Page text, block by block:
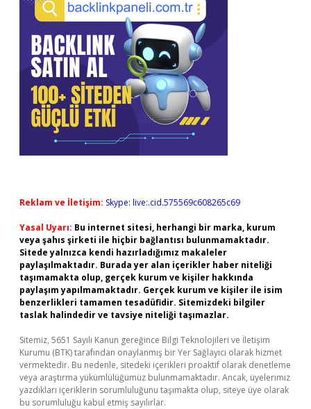
Reklam ve İletişim: Skype: live:.cid.575569c608265c69
Yasal Uyarı: Bu internet sitesi, herhangi bir marka, kurum
veya şahıs şirketi ile hiçbir bağlantısı bulunmamaktadır.
Sitede yalnızca kendi hazırladığımız makaleler
paylaşılmaktadır. Burada yer alan içerikler haber niteliği
taşımamakta olup, gerçek kurum ve kişiler hakkında
paylaşım yapılmamaktadır. Gerçek kurum ve kişiler ile isim
benzerlikleri tamamen tesadüfidir. Sitemizdeki bilgiler
taslak halindedir ve tavsiye niteliği taşımazlar.
Sitemiz, 5651 Sayılı Kanun gereğince Bilgi Teknolojileri ve İletişim
Kurumu (BTK) tarafından onaylanmış bir Yer Sağlayıcı olarak hizmet
vermektedir. Bu nedenle, sitedeki içerikleri proaktif olarak denetleme
veya araştırma yükümlülüğümüz bulunmamaktadır. Ancak, üyelerimiz
yazdıkları içeriklerin sorumluluğunu taşımakta olup, siteye üye olarak
bu sorumluluğu kabul etmiş sayılırlar.